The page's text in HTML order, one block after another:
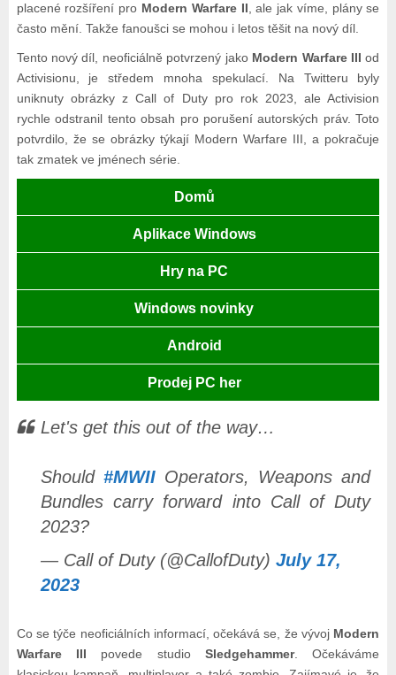
placené rozšíření pro Modern Warfare II, ale jak víme, plány se
často mění. Takže fanoušci se mohou i letos těšit na nový díl.
Tento nový díl, neoficiálně potvrzený jako Modern Warfare III od
Activisionu, je středem mnoha spekulací. Na Twitteru byly
uniknuty obrázky z Call of Duty pro rok 2023, ale Activision
rychle odstranil tento obsah pro porušení autorských práv. Toto
potvrdilo, že se obrázky týkají Modern Warfare III, a pokračuje
tak zmatek ve jménech série.
Domů
Aplikace Windows
Hry na PC
Windows novinky
Android
Prodej PC her
Let's get this out of the way…
Should #MWIIOperators, Weapons and
Bundles carry forward into Call of Duty
2023?
— Call of Duty (@CallofDuty) July 17,
2023
Co se týče neoficiálních informací, očekává se, že vývoj Modern
Warfare III povede studioSledgehammer. Očekáváme